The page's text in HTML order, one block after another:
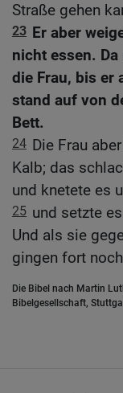
Straße gehen
23 Er aber
nicht essen.
die Frau, bis er
stand auf von
Bett.
24 Die Frau
Kalb; das
und knetete es
25 und setzte
Und als sie
gingen fort
Die Bibel nach Martin
Bibelgesellschaft,